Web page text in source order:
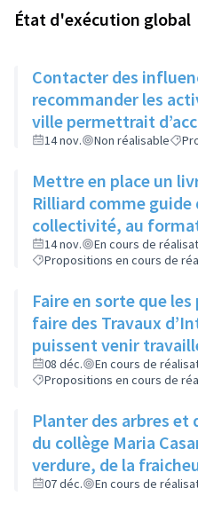
État d'exécution global
Contacter des
recommander les
ville permettrait
évènements auprès
14 nov. Non réalisable
Mettre en place un
Rilliard comme guide
collectivité, au
immeubles un mois
mois suivant
14 nov.
En cours de
Propositions en cours de
Faire en sorte que les personnes devant
faire des Travaux
puissent venir
restos du cœur dans
sanction
08 déc.
En cours de
Propositions en cours de
Planter des arbres et
du collège Maria
verdure, de la
07 déc. En cours de